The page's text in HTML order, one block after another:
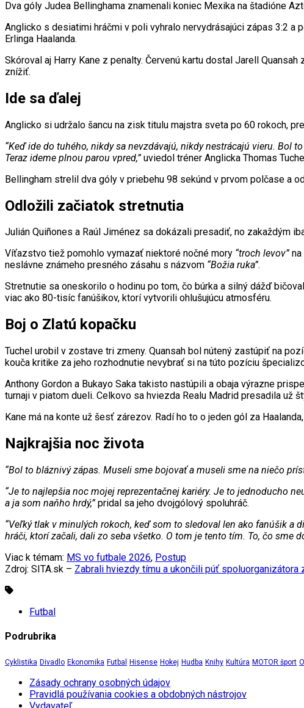
Dva góly Judea Bellinghama znamenali koniec Mexika na štadióne
Anglicko s desiatimi hráčmi v poli vyhralo nervydrásajúci zápas 3:2
Erlinga Haalanda.
Skóroval aj Harry Kane z penalty. Červenú kartu dostal Jarell
znížiť.
Ide sa ďalej
Anglicko si udržalo šancu na zisk titulu majstra sveta po 60 rokoch,
“Keď ide do tuhého, nikdy sa nevzdávajú, nikdy nestrácajú vieru. Bol
Teraz ideme plnou parou vpred,”uviedol tréner Anglicka Thomas
Bellingham strelil dva góly v priebehu 98 sekúnd v prvom polčase a
Odložili začiatok stretnutia
Julián Quiñones a Raúl Jiménez sa dokázali presadiť, no zakaždým
Víťazstvo tiež pomohlo vymazať niektoré nočné mory “troch levov”na
neslávne známeho presného zásahu s názvom “Božia ruka”.
Stretnutie sa oneskorilo o hodinu po tom, čo búrka a silný dážď
viac ako 80-tisíc fanúšikov, ktorí vytvorili ohlušujúcu atmosféru.
Boj o Zlatú kopačku
Tuchel urobil v zostave tri zmeny. Quansah bol nútený zastúpiť na
kouča kritike za jeho rozhodnutie nevybrať si na túto pozíciu
Anthony Gordon a Bukayo Saka takisto nastúpili a obaja výrazne
turnaji v piatom dueli. Celkovo sa hviezda Realu Madrid presadila už
Kane má na konte už šesť zárezov. Radí ho to o jeden gól za
Najkrajšia noc života
“Bol to bláznivý zápas. Museli sme bojovať a museli sme na niečo
“Je to najlepšia noc mojej reprezentačnej kariéry. Je to jednoducho
a ja som naňho hrdý,”pridal sa jeho dvojgólový spoluhráč.
“Veľký tlak v minulých rokoch, keď som to sledoval len ako fanúšik a
hráči, ktorí začali, dali zo seba všetko. O tom je tento tím. To, čo sme
Viac k témam: MS vo futbale 2026, Postup
Zdroj: SITA.sk – Zabrali hviezdy tímu a ukončili púť
Futbal
Podrubrika
Cyklistika Divadlo Ekonomika Futbal Hisense Hokej Hudba Knihy Kultúra MOTOR šport
Zásady ochrany osobných údajov
Pravidlá používania cookies a obdobných nástrojov
Vydavateľ